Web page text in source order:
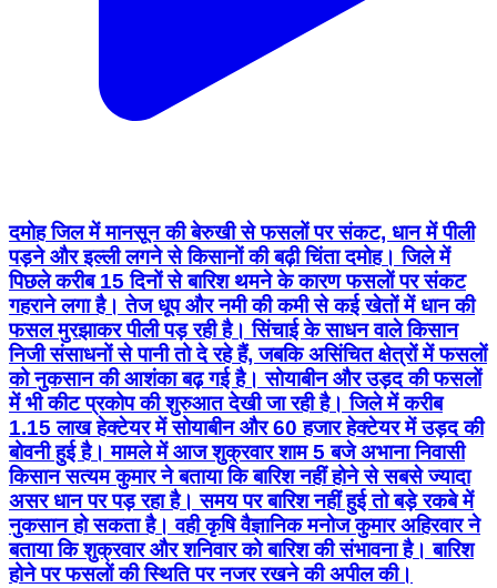
दमोह जिल में मानसून की बेरुखी से फसलों पर संकट, धान में पीली
पड़ने और इल्ली लगने से किसानों की बढ़ी चिंता दमोह। जिले में
पिछले करीब 15 दिनों से बारिश थमने के कारण फसलों पर संकट
गहराने लगा है। तेज धूप और नमी की कमी से कई खेतों में धान की
फसल मुरझाकर पीली पड़ रही है। सिंचाई के साधन वाले किसान
निजी संसाधनों से पानी तो दे रहे हैं, जबकि असिंचित क्षेत्रों में फसलों
को नुकसान की आशंका बढ़ गई है। सोयाबीन और उड़द की फसलों
में भी कीट प्रकोप की शुरुआत देखी जा रही है। जिले में करीब
1.15 लाख हेक्टेयर में सोयाबीन और 60 हजार हेक्टेयर में उड़द की
बोवनी हुई है। मामले में आज शुक्रवार शाम 5 बजे अभाना निवासी
किसान सत्यम कुमार ने बताया कि बारिश नहीं होने से सबसे ज्यादा
असर धान पर पड़ रहा है। समय पर बारिश नहीं हुई तो बड़े रकबे में
नुकसान हो सकता है। वही कृषि वैज्ञानिक मनोज कुमार अहिरवार ने
बताया कि शुक्रवार और शनिवार को बारिश की संभावना है। बारिश
होने पर फसलों की स्थिति पर नजर रखने की अपील की।